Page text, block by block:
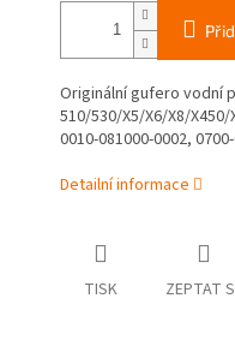
Originální gufero vodní
510/530/X5/X6/X8/X450/
0010-081000-0002,
Detailní informace
TISK ZEPTAT